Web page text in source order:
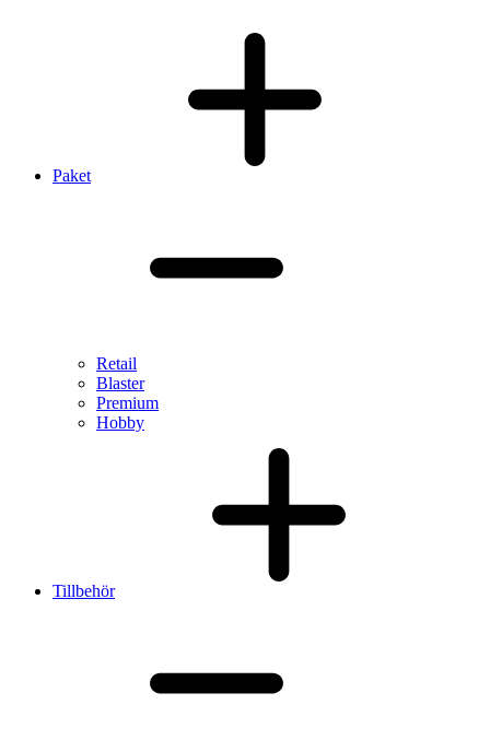
Paket
Retail
Blaster
Premium
Hobby
Tillbehör